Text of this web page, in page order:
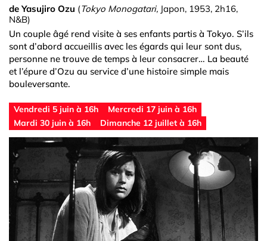
de Yasujiro Ozu (Tokyo Monogatari, Japon, 1953, 2h16,
N&B)
Un couple âgé rend visite à ses enfants partis à Tokyo. S’ils
sont d’abord accueillis avec les égards qui leur sont dus,
personne ne trouve de temps à leur consacrer… La beauté
et l’épure d’Ozu au service d’une histoire simple mais
bouleversante.
Vendredi 5 juin à 16h
Mercredi 17 juin à 16h
Mardi 30 juin à 16h
Dimanche 12 juillet à 16h